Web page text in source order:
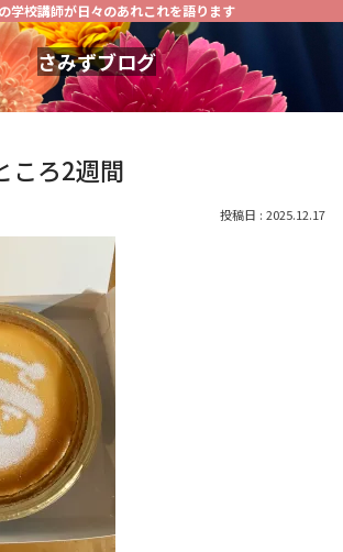
学校講師が日々のあれこれを語ります
さみずブログ
ころ2週間
2025.12.17